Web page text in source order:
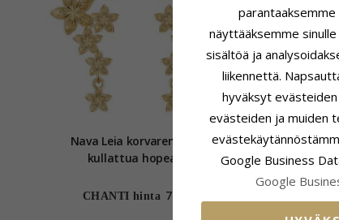
Nava Leia korvarenkaat
kullattua hopeaa
CHANTI hinta 77,-
Nava Mehuli
näyttääksemme
sisältöä ja
liikennettä.
hyväksyt evästeiden
evästeiden ja muiden
Google Business
Google